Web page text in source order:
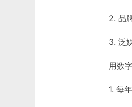
2. 品
3. 泛
用数
1. 每